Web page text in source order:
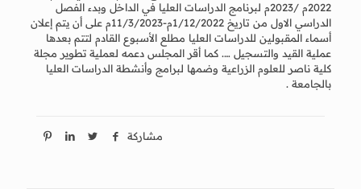
2022م /2023م لبرنامج الدراسات العليا في الداخل وبدء الفصل
الدراسي الاول من تاريخ 1/12/2022م-11/3/2023م على أن يتم إعلان
أسماء المقبولين للدراسات العليا مطلع الأسبوع القادم لتتم بعدها
عملية القيد والتسجيل …. كما أقر المجلس دعمه لعملية تطوير مجلة
كلية ناصر للعلوم الزراعية وضمها لبرامج وأنشطة الدراسات العليا
بالجامعة .
مشاركة